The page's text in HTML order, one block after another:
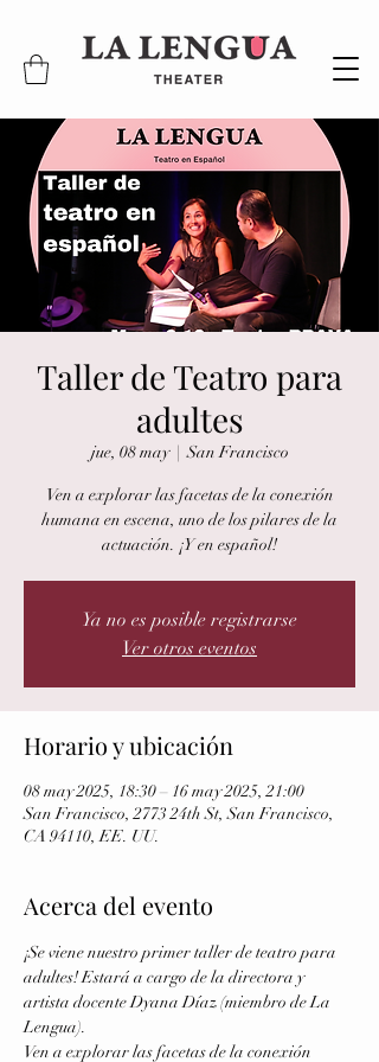
Taller de Teatro para
adultes
jue, 08 may
  |
San Francisco
Ven a explorar las facetas de la conexión
humana en escena, uno de los pilares de la
actuación. ¡Y en español!
Ya no es posible registrarse
Ver otros eventos
Horario y ubicación
08 may 2025, 18:30 – 16 may 2025, 21:00
San Francisco, 2773 24th St, San Francisco,
CA 94110, EE. UU.
Acerca del evento
¡Se viene nuestro primer taller de teatro para
adultes! Estará a cargo de la directora y
artista docente Dyana Díaz (miembro de La
Lengua).
Ven a explorar las facetas de la conexión